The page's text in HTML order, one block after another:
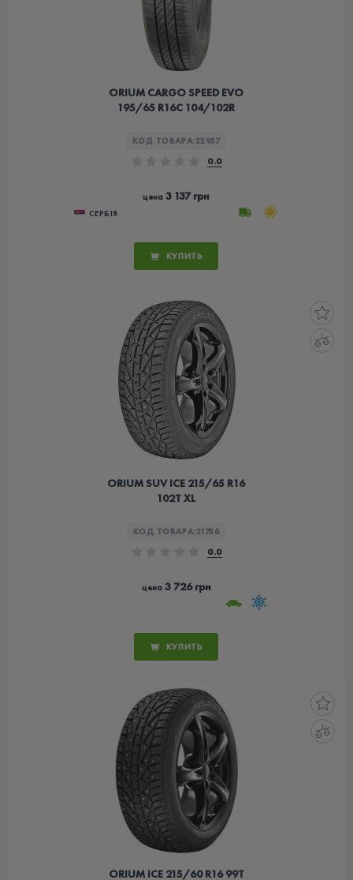
ORIUM CARGO SPEED EVO
195/65 R16C 104/102R
КОД ТОВАРА:22957
0.0
цена 3 137 грн
СЕРБІЯ
КУПИТЬ
ORIUM SUV ICE 215/65 R16
102T XL
КОД ТОВАРА:21756
0.0
цена3 726 грн
КУПИТЬ
ORIUM ICE 215/60 R16 99T